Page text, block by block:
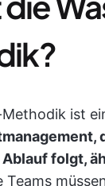
ist
folgt,
Teams